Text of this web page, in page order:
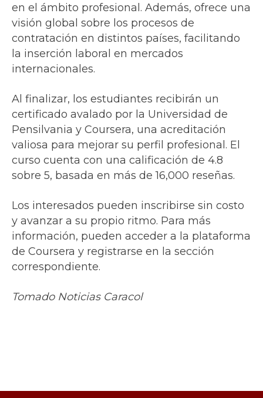
en el ámbito profesional. Además, ofrece una
visión global sobre los procesos de
contratación en distintos países, facilitando
la inserción laboral en mercados
internacionales.
Al finalizar, los estudiantes recibirán un
certificado avalado por la Universidad de
Pensilvania y Coursera, una acreditación
valiosa para mejorar su perfil profesional. El
curso cuenta con una calificación de 4.8
sobre 5, basada en más de 16,000 reseñas.
Los interesados pueden inscribirse sin costo
y avanzar a su propio ritmo. Para más
información, pueden acceder a la plataforma
de Coursera y registrarse en la sección
correspondiente.
Tomado Noticias Caracol